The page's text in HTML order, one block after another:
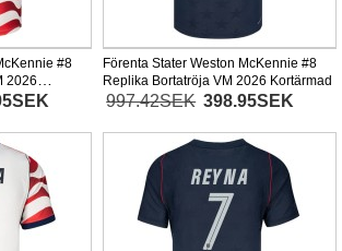
#8
2026
Förenta Stater Weston McKennie #8
Replika Bortatröja VM 2026 Kortärmad
997.42SEK 398.95SEK